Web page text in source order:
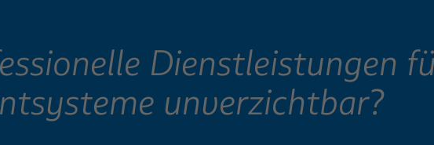
Dienstleistungen
unverzichtbar?